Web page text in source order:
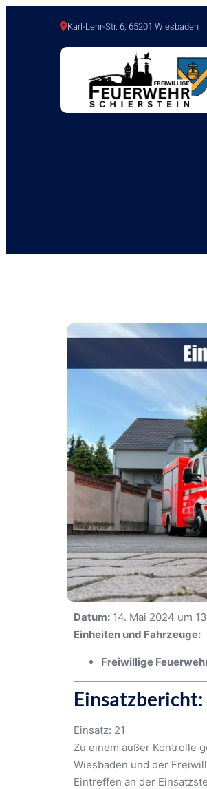
Karl-Lehr-Str. 6, 65201 Wiesbaden
Datum: 14. Mai 2024 um
Einheiten und Fahrzeuge:
Freiwillige
Einsatzbericht:
Einsatz: 21
Zu einem außer Kontrolle
Wiesbaden und der
Eintreffen an der